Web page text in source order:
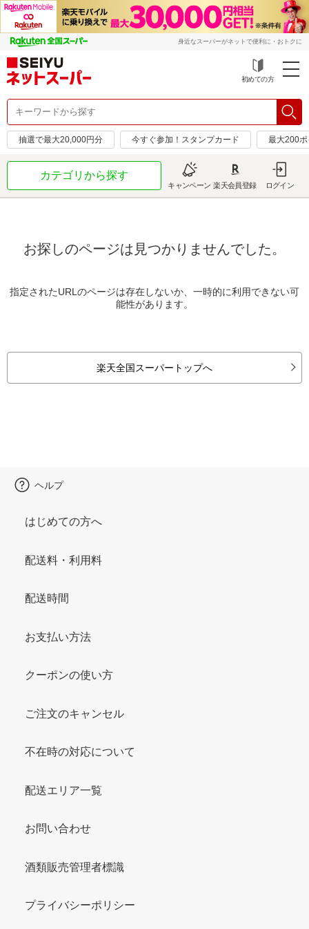
身近なスーパーがネットで便利に・おトクに
初めての方
抽選で最大20,000円分 今すぐ参加！スタンプカード 最大200
カテゴリから探す
キャンペーン 楽天会員登録 ログイン
お探しのページは見つかりませんでした。
指定されたURLのページは存在しないか、一時的に利用できない可
能性があります。
楽天全国スーパートップへ
ヘルプ
はじめての方へ
配送料・利用料
配送時間
お支払い方法
クーポンの使い方
ご注文のキャンセル
不在時の対応について
配送エリア一覧
お問い合わせ
酒類販売管理者標識
プライバシーポリシー